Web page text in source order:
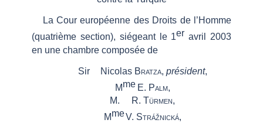
La Cour européenne des Droits de l’Homme
(quatrième section), siégeant le 1er avril 2003
en une chambre composée de
Sir Nicolas Bratza, président,
Mme E. Palm,
M.
R. Türmen,
MmeV. Strážnická,